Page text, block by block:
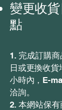
變更收
點
1. 完成訂購
日或更換收
小時內，E-
洽詢。
2. 本網站保有